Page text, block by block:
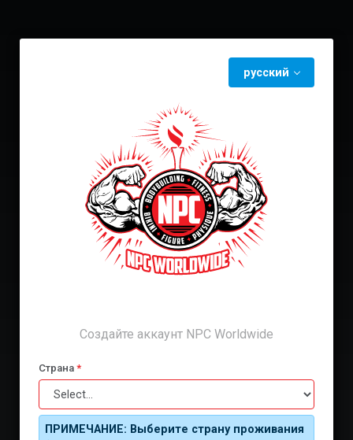
русский
Создайте аккаунт NPC Worldwide
Страна *
ПРИМЕЧАНИЕ: Выберите страну проживания